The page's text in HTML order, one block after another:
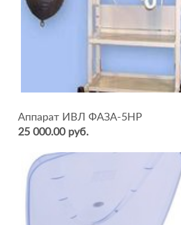
Аппарат ИВЛ ФАЗА-5НР
25 000.00 руб.